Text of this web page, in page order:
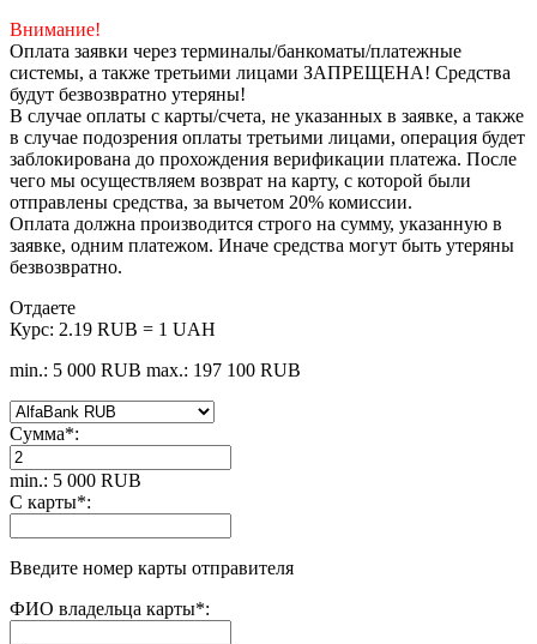
Внимание!
Оплата заявки через терминалы/банкоматы/платежные
системы, а также третьими лицами ЗАПРЕЩЕНА! Средства
будут безвозвратно утеряны!
В случае оплаты с карты/счета, не указанных в заявке, а также
в случае подозрения оплаты третьими лицами, операция будет
заблокирована до прохождения верификации платежа. После
чего мы осуществляем возврат на карту, с которой были
отправлены средства, за вычетом 20% комиссии.
Оплата должна производится строго на сумму, указанную в
заявке, одним платежом. Иначе средства могут быть утеряны
безвозвратно.
Отдаете
Курс: 2.19 RUB = 1 UAH
min.: 5 000 RUB max.: 197 100 RUB
Сумма*:
min.: 5 000 RUB
С карты*:
Введите номер карты отправителя
ФИО владельца карты*: